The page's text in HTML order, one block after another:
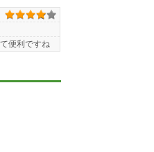
便利ですね